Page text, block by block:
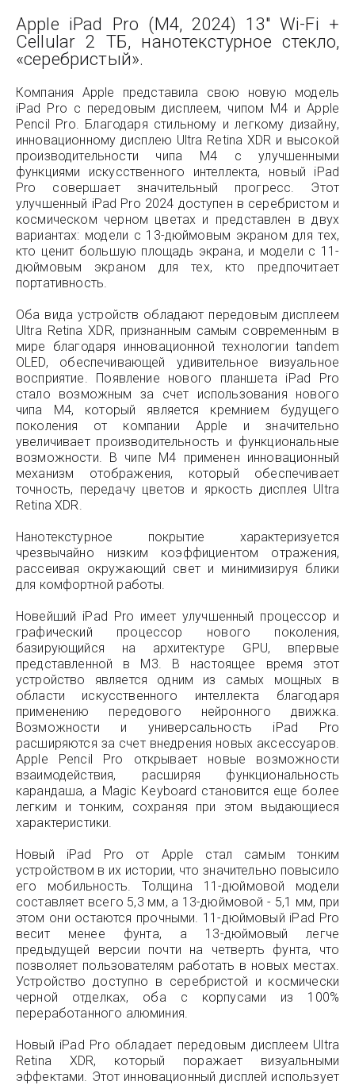
Apple iPad Pro (M4, 2024) 13" Wi-Fi +
Cellular 2 TБ, нанотекстурное стекло,
«серебристый».
Компания Apple представила свою новую модель
iPad Pro с передовым дисплеем, чипом M4 и Apple
Pencil Pro. Благодаря стильному и легкому дизайну,
инновационному дисплею Ultra Retina XDR и высокой
производительности чипа M4 с улучшенными
функциями искусственного интеллекта, новый iPad
Pro совершает значительный прогресс. Этот
улучшенный iPad Pro 2024 доступен в серебристом и
космическом черном цветах и представлен в двух
вариантах: модели с 13-дюймовым экраном для тех,
кто ценит большую площадь экрана, и модели с 11-
дюймовым экраном для тех, кто предпочитает
портативность.
Оба вида устройств обладают передовым дисплеем
Ultra Retina XDR, признанным самым современным в
мире благодаря инновационной технологии tandem
OLED, обеспечивающей удивительное визуальное
восприятие. Появление нового планшета iPad Pro
стало возможным за счет использования нового
чипа M4, который является кремнием будущего
поколения от компании Apple и значительно
увеличивает производительность и функциональные
возможности. В чипе M4 применен инновационный
механизм отображения, который обеспечивает
точность, передачу цветов и яркость дисплея Ultra
Retina XDR.
Нанотекстурное покрытие характеризуется
чрезвычайно низким коэффициентом отражения,
рассеивая окружающий свет и минимизируя блики
для комфортной работы.
Новейший iPad Pro имеет улучшенный процессор и
графический процессор нового поколения,
базирующийся на архитектуре GPU, впервые
представленной в M3. В настоящее время этот
устройство является одним из самых мощных в
области искусственного интеллекта благодаря
применению передового нейронного движка.
Возможности и универсальность iPad Pro
расширяются за счет внедрения новых аксессуаров.
Apple Pencil Pro открывает новые возможности
взаимодействия, расширяя функциональность
карандаша, а Magic Keyboard становится еще более
легким и тонким, сохраняя при этом выдающиеся
характеристики.
Новый iPad Pro от Apple стал самым тонким
устройством в их истории, что значительно повысило
его мобильность. Толщина 11-дюймовой модели
составляет всего 5,3 мм, а 13-дюймовой - 5,1 мм, при
этом они остаются прочными. 11-дюймовый iPad Pro
весит менее фунта, а 13-дюймовый легче
предыдущей версии почти на четверть фунта, что
позволяет пользователям работать в новых местах.
Устройство доступно в серебристой и космически
черной отделках, оба с корпусами из 100%
переработанного алюминия.
Новый iPad Pro обладает передовым дисплеем Ultra
Retina XDR, который поражает визуальными
эффектами. Этот инновационный дисплей использует